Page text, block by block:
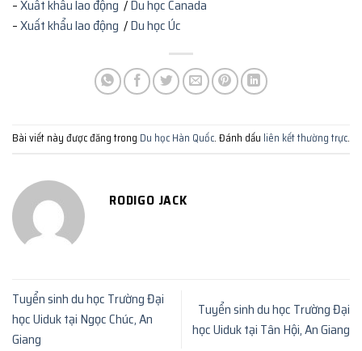
–Xuất khẩu lao động /Du học Canada
–Xuất khẩu lao động /Du học Úc
Bài viết này được đăng trong Du học Hàn Quốc. Đánh dấu liên kết thường trực.
RODIGO JACK
Tuyển sinh du học Trường Đại
học Uiduk tại Ngọc Chúc, An
Giang
Tuyển sinh du học Trường Đại
học Uiduk tại Tân Hội, An Giang